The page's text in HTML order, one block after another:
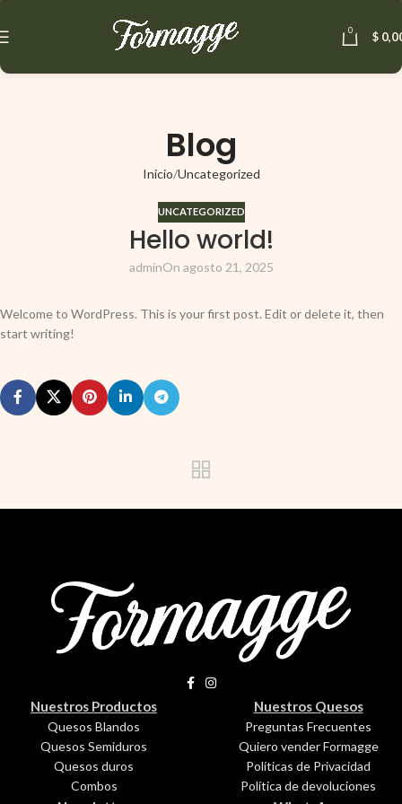
0 $
Blog
Inicio Uncategorized
UNCATEGORIZED
Hello world!
adminOn agosto 21, 2025
Welcome to WordPress. This is your first post. Edit or delete it, then
start writing!
Nuestros Productos
Quesos Blandos
Quesos Semiduros
Quesos duros
Combos
Nuestros Quesos
Preguntas Frecuentes
Quiero vender Formagge
Políticas de Privacidad
Política de devoluciones